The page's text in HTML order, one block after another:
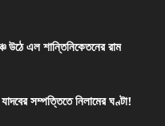
উঠে এল শান্তিনিকেতনের রাম
সম্পত্তিতে নিলামের ঘণ্টা!